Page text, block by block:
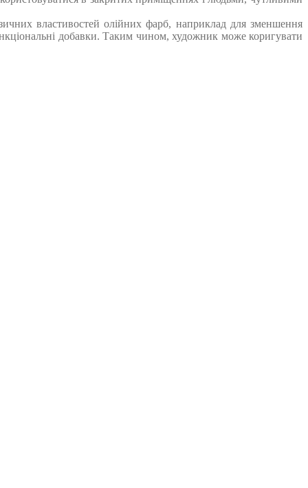
властивостей олійних фарб, наприклад для зменшення
добавки. Таким чином, художник може коригувати